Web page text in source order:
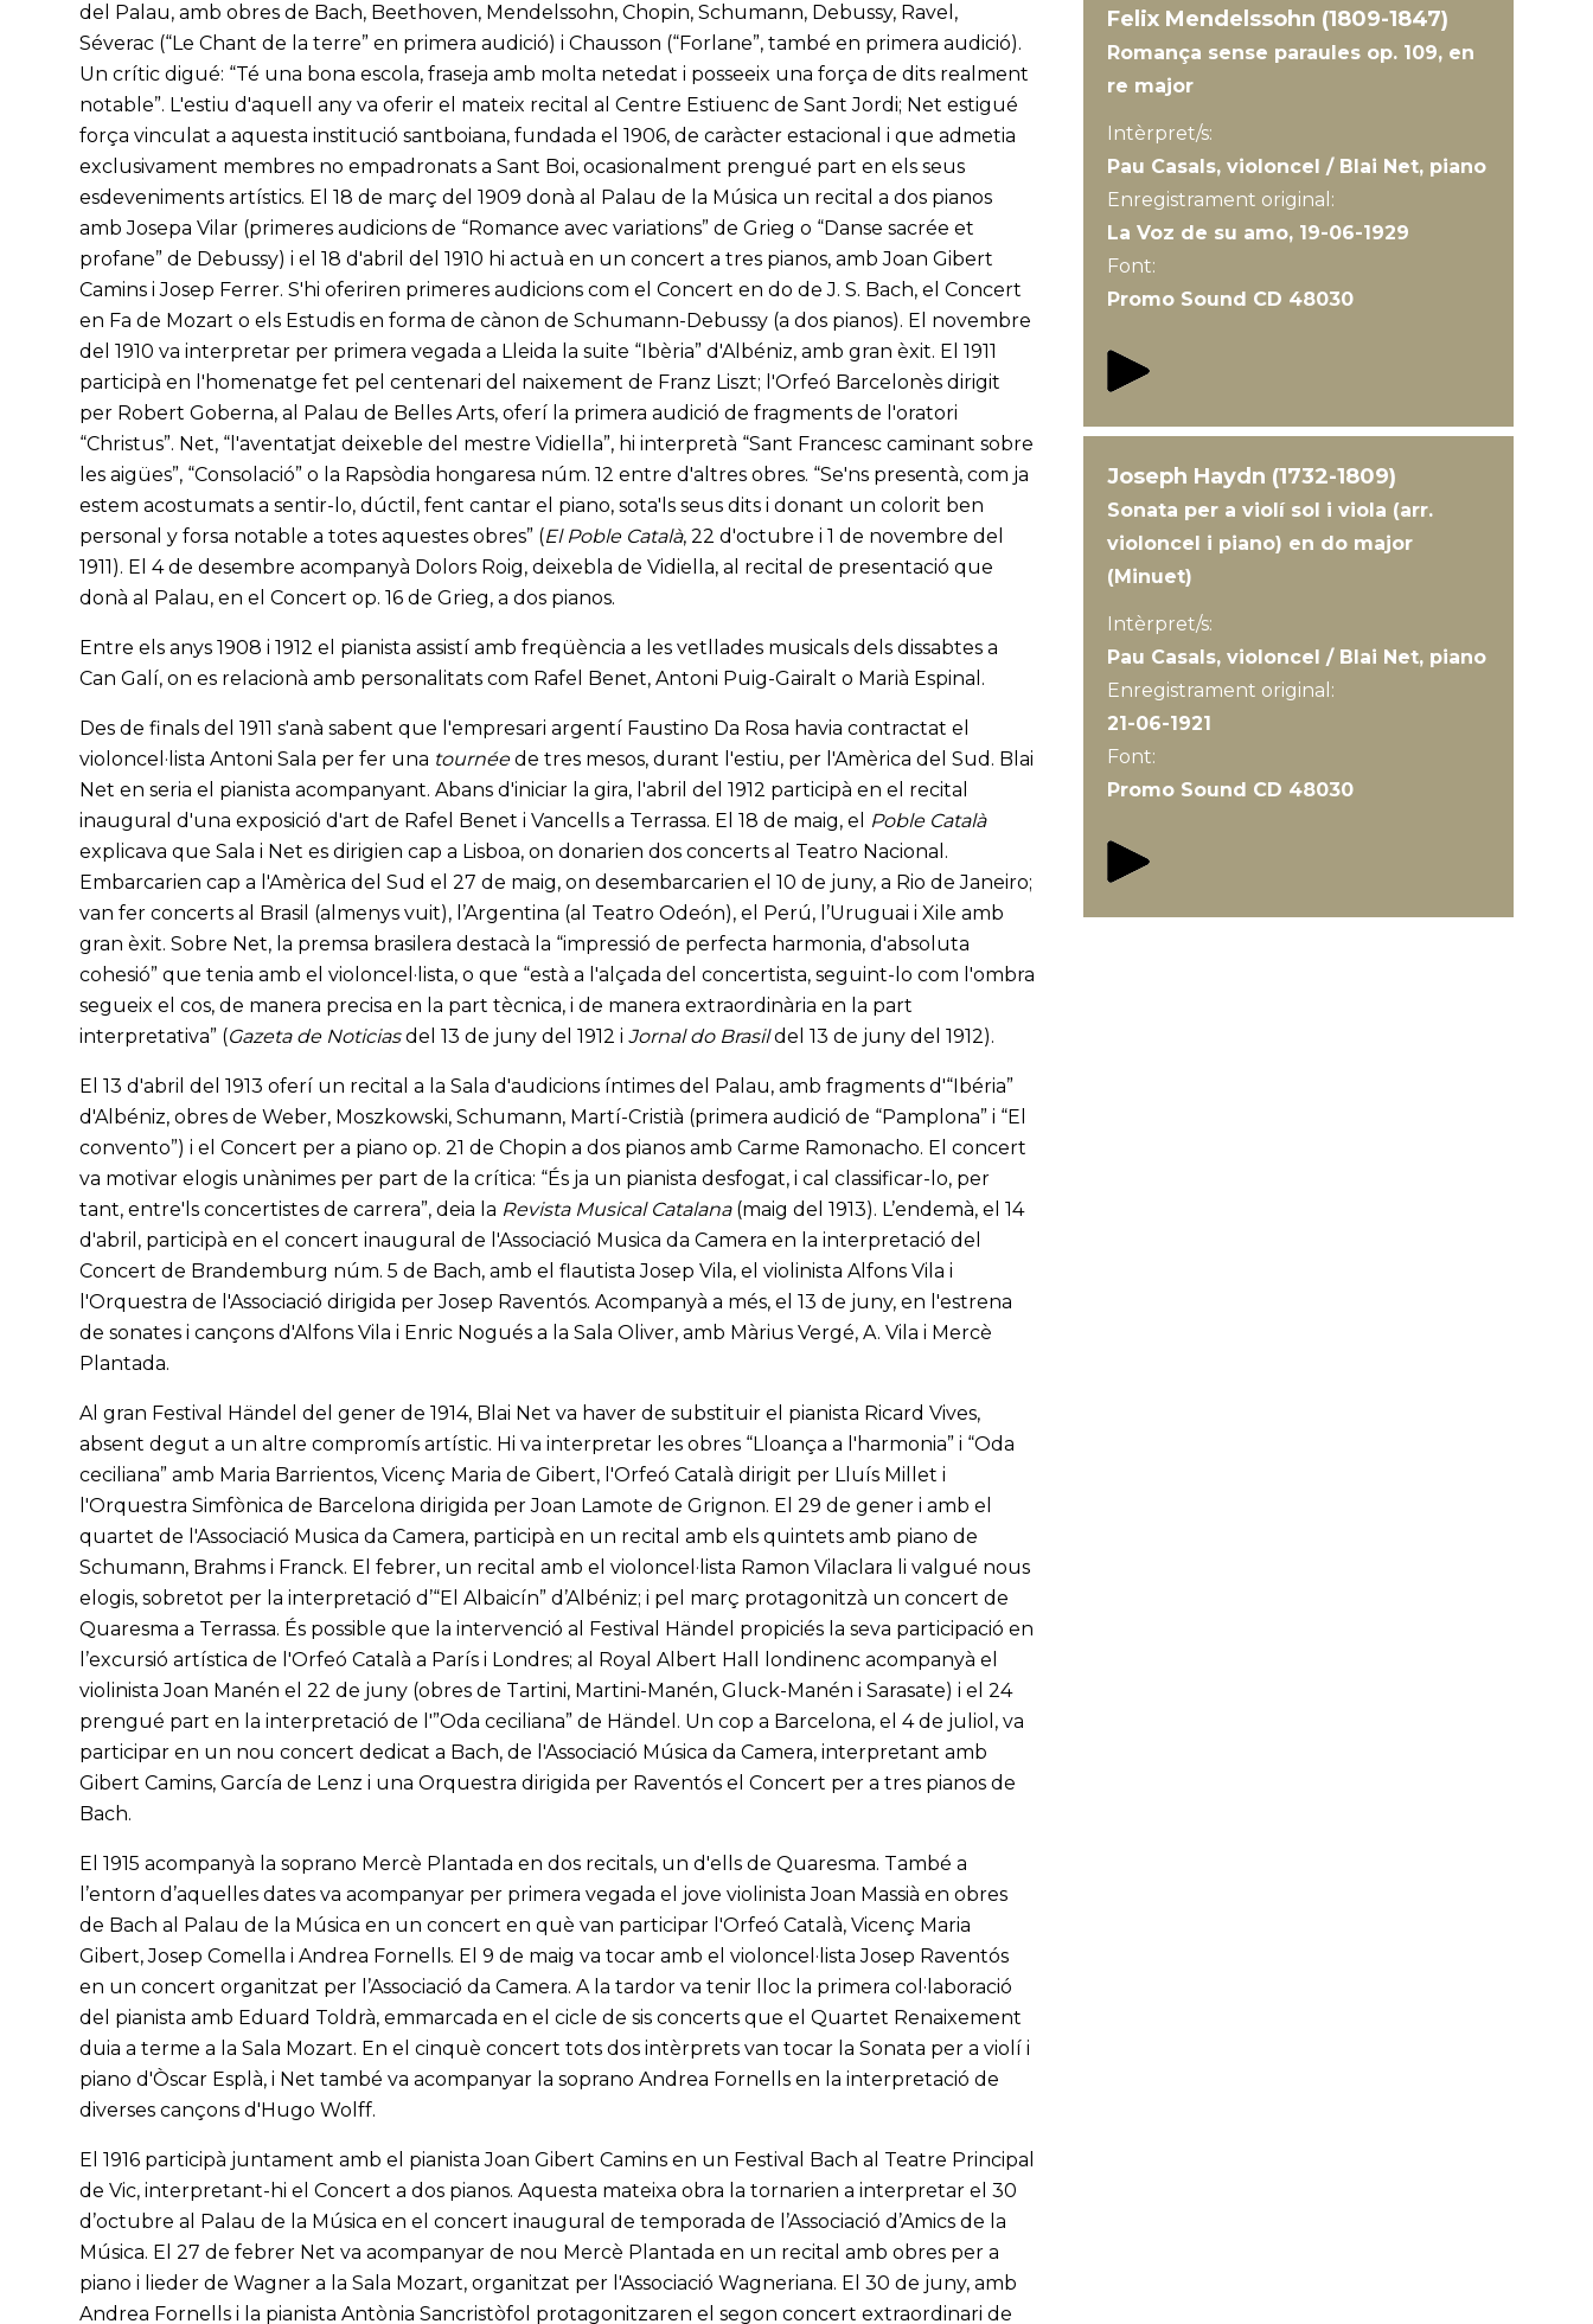
del Palau, amb obres de Bach, Beethoven, Mendelssohn, Chopin, Schumann, Debussy, Ravel,
Séverac (“Le Chant de la terre” en primera audició) i Chausson (“Forlane”, també en primera audició).
Un crític digué: “Té una bona escola, fraseja amb molta netedat i posseeix una força de dits realment
notable”. L'estiu d'aquell any va oferir el mateix recital al Centre Estiuenc de Sant Jordi; Net estigué
força vinculat a aquesta institució santboiana, fundada el 1906, de caràcter estacional i que admetia
exclusivament membres no empadronats a Sant Boi, ocasionalment prengué part en els seus
esdeveniments artístics. El 18 de març del 1909 donà al Palau de la Música un recital a dos pianos
amb Josepa Vilar (primeres audicions de “Romance avec variations” de Grieg o “Danse sacrée et
profane” de Debussy) i el 18 d'abril del 1910 hi actuà en un concert a tres pianos, amb Joan Gibert
Camins i Josep Ferrer. S'hi oferiren primeres audicions com el Concert en do de J. S. Bach, el Concert
en Fa de Mozart o els Estudis en forma de cànon de Schumann-Debussy (a dos pianos). El novembre
del 1910 va interpretar per primera vegada a Lleida la suite “Ibèria” d'Albéniz, amb gran èxit. El 1911
participà en l'homenatge fet pel centenari del naixement de Franz Liszt; l'Orfeó Barcelonès dirigit
per Robert Goberna, al Palau de Belles Arts, oferí la primera audició de fragments de l'oratori
“Christus”. Net, “l'aventatjat deixeble del mestre Vidiella”, hi interpretà “Sant Francesc caminant sobre
les aigües”, “Consolació” o la Rapsòdia hongaresa núm. 12 entre d'altres obres. “Se'ns presentà, com ja
estem acostumats a sentir-lo, dúctil, fent cantar el piano, sota'ls seus dits i donant un colorit ben
personal y forsa notable a totes aquestes obres” (El Poble Català, 22 d'octubre i 1 de novembre del
1911). El 4 de desembre acompanyà Dolors Roig, deixebla de Vidiella, al recital de presentació que
donà al Palau, en el Concert op. 16 de Grieg, a dos pianos.
Entre els anys 1908 i 1912 el pianista assistí amb freqüència a les vetllades musicals dels dissabtes a
Can Galí, on es relacionà amb personalitats com Rafel Benet, Antoni Puig-Gairalt o Marià Espinal.
Des de finals del 1911 s'anà sabent que l'empresari argentí Faustino Da Rosa havia contractat el
violoncel·lista Antoni Sala per fer una tournéede tres mesos, durant l'estiu, per l'Amèrica del Sud. Blai
Net en seria el pianista acompanyant. Abans d'iniciar la gira, l'abril del 1912 participà en el recital
inaugural d'una exposició d'art de Rafel Benet i Vancells a Terrassa. El 18 de maig, el Poble Català
explicava que Sala i Net es dirigien cap a Lisboa, on donarien dos concerts al Teatro Nacional.
Embarcarien cap a l'Amèrica del Sud el 27 de maig, on desembarcarien el 10 de juny, a Rio de Janeiro;
van fer concerts al Brasil (almenys vuit), l’Argentina (al Teatro Odeón), el Perú, l’Uruguai i Xile amb
gran èxit. Sobre Net, la premsa brasilera destacà la “impressió de perfecta harmonia, d'absoluta
cohesió” que tenia amb el violoncel·lista, o que “està a l'alçada del concertista, seguint-lo com l'ombra
segueix el cos, de manera precisa en la part tècnica, i de manera extraordinària en la part
interpretativa” (Gazeta de Noticiasdel 13 de juny del 1912 iJornal do Brasildel 13 de juny del 1912).
El 13 d'abril del 1913 oferí un recital a la Sala d'audicions íntimes del Palau, amb fragments d'“Ibéria”
d'Albéniz, obres de Weber, Moszkowski, Schumann, Martí-Cristià (primera audició de “Pamplona” i “El
convento”) i el Concert per a piano op. 21 de Chopin a dos pianos amb Carme Ramonacho. El concert
va motivar elogis unànimes per part de la crítica: “És ja un pianista desfogat, i cal classificar-lo, per
tant, entre'ls concertistes de carrera”, deia la Revista Musical Catalana(maig del 1913). L’endemà, el 14
d'abril, participà en el concert inaugural de l'Associació Musica da Camera en la interpretació del
Concert de Brandemburg núm. 5 de Bach, amb el flautista Josep Vila, el violinista Alfons Vila i
l'Orquestra de l'Associació dirigida per Josep Raventós. Acompanyà a més, el 13 de juny, en l'estrena
de sonates i cançons d'Alfons Vila i Enric Nogués a la Sala Oliver, amb Màrius Vergé, A. Vila i Mercè
Plantada.
Al gran Festival Händel del gener de 1914, Blai Net va haver de substituir el pianista Ricard Vives,
absent degut a un altre compromís artístic. Hi va interpretar les obres “Lloança a l'harmonia” i “Oda
ceciliana” amb Maria Barrientos, Vicenç Maria de Gibert, l'Orfeó Català dirigit per Lluís Millet i
l'Orquestra Simfònica de Barcelona dirigida per Joan Lamote de Grignon. El 29 de gener i amb el
quartet de l'Associació Musica da Camera, participà en un recital amb els quintets amb piano de
Schumann, Brahms i Franck. El febrer, un recital amb el violoncel·lista Ramon Vilaclara li valgué nous
elogis, sobretot per la interpretació d’“El Albaicín” d’Albéniz; i pel març protagonitzà un concert de
Quaresma a Terrassa. És possible que la intervenció al Festival Händel propiciés la seva participació en
l’excursió artística de l'Orfeó Català a París i Londres; al Royal Albert Hall londinenc acompanyà el
violinista Joan Manén el 22 de juny (obres de Tartini, Martini-Manén, Gluck-Manén i Sarasate) i el 24
prengué part en la interpretació de l'”Oda ceciliana” de Händel. Un cop a Barcelona, el 4 de juliol, va
participar en un nou concert dedicat a Bach, de l'Associació Música da Camera, interpretant amb
Gibert Camins, García de Lenz i una Orquestra dirigida per Raventós el Concert per a tres pianos de
Bach.
El 1915 acompanyà la soprano Mercè Plantada en dos recitals, un d'ells de Quaresma. També a
l’entorn d’aquelles dates va acompanyar per primera vegada el jove violinista Joan Massià en obres
de Bach al Palau de la Música en un concert en què van participar l'Orfeó Català, Vicenç Maria
Gibert, Josep Comella i Andrea Fornells. El 9 de maig va tocar amb el violoncel·lista Josep Raventós
en un concert organitzat per l’Associació da Camera. A la tardor va tenir lloc la primera col·laboració
del pianista amb Eduard Toldrà, emmarcada en el cicle de sis concerts que el Quartet Renaixement
duia a terme a la Sala Mozart. En el cinquè concert tots dos intèrprets van tocar la Sonata per a violí i
piano d'Òscar Esplà, i Net també va acompanyar la soprano Andrea Fornells en la interpretació de
diverses cançons d'Hugo Wolff.
El 1916 participà juntament amb el pianista Joan Gibert Camins en un Festival Bach al Teatre Principal
de Vic, interpretant-hi el Concert a dos pianos. Aquesta mateixa obra la tornarien a interpretar el 30
d’octubre al Palau de la Música en el concert inaugural de temporada de l’Associació d’Amics de la
Música. El 27 de febrer Net va acompanyar de nou Mercè Plantada en un recital amb obres per a
piano i lieder de Wagner a la Sala Mozart, organitzat per l'Associació Wagneriana. El 30 de juny, amb
Andrea Fornells i la pianista Antònia Sancristòfol protagonitzaren el segon concert extraordinari de
Felix Mendelssohn (1809-1847)
Romança sense paraules op. 109, en
re major
Intèrpret/s:
Pau Casals, violoncel / Blai Net, piano
Enregistrament original:
La Voz de su amo, 19-06-1929
Font:
Promo Sound CD 48030
Joseph Haydn (1732-1809)
Sonata per a violí sol i viola (arr.
violoncel i piano) en do major
(Minuet)
Intèrpret/s:
Pau Casals, violoncel / Blai Net, piano
Enregistrament original:
21-06-1921
Font:
Promo Sound CD 48030